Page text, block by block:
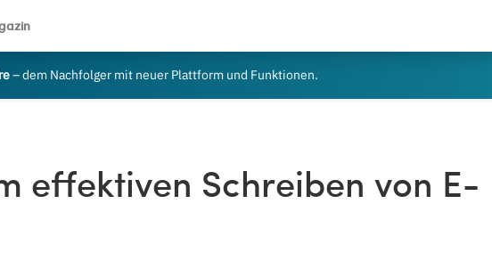
– dem Nachfolger mit neuer Plattform und Funktionen.
effektiven Schreiben von E-